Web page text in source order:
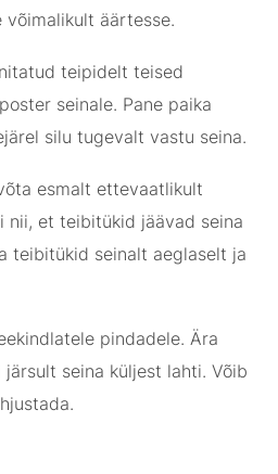
äärtesse.
teipidelt teised
seinale. Pane paika
silu tugevalt vastu seina.
esmalt ettevaatlikult
nii, et teibitükid jäävad seina
teibitükid seinalt aeglaselt ja
pindadele. Ära
seina küljest lahti. Võib